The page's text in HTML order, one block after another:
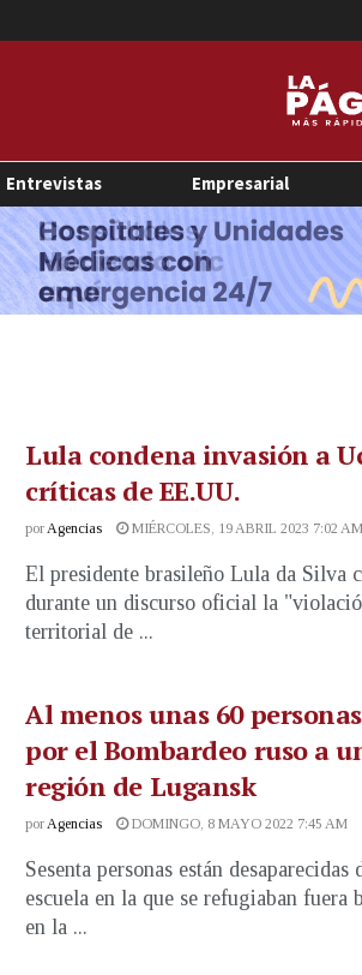
Entrevistas Empresarial
Lula condena invasión a
críticas de EE.UU.
porAgencias MIÉRCOLES, 19 ABRIL 2023 7:02 AM
El presidente brasileño Lula da Silva
durante un discurso oficial la
territorial de ...
Al menos unas 60
por el Bombardeo ruso a
región de Lugansk
porAgencias DOMINGO, 8 MAYO 2022 7:45 AM
Sesenta personas están desaparecidas
escuela en la que se refugiaban fuera
en la ...